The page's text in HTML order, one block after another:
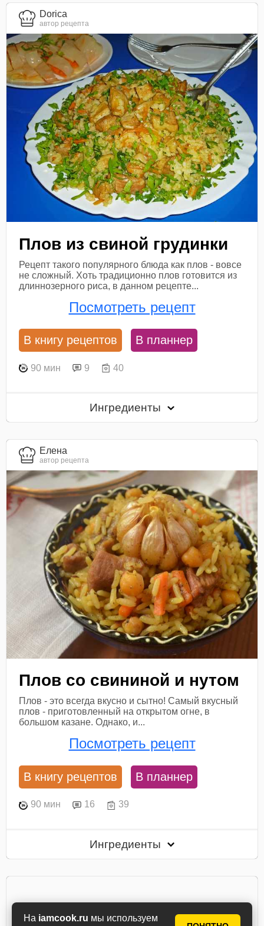
На iamcook.ru мы используем
Dorica
автор рецепта
Плов из свиной грудинки
Рецепт такого популярного блюда как плов - вовсе
не сложный. Хоть традиционно плов готовится из
длиннозерного риса, в данном рецепте...
Посмотреть рецепт
В книгу рецептов В планнер
90 мин 9 40
Ингредиенты
Елена
автор рецепта
Плов со свининой и нутом
Плов - это всегда вкусно и сытно! Самый вкусный
плов - приготовленный на открытом огне, в
большом казане. Однако, и...
Посмотреть рецепт
В книгу рецептов В планнер
90 мин 16 39
Ингредиенты